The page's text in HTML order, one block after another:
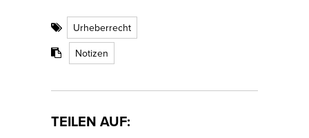
Urheberrecht
Notizen
TEILEN AUF: